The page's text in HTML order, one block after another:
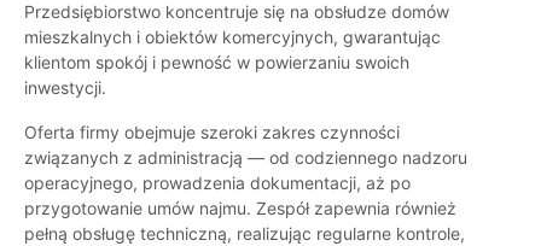
Przedsiębiorstwo koncentruje się na obsłudze domów
mieszkalnych i obiektów komercyjnych, gwarantując
klientom spokój i pewność w powierzaniu swoich
inwestycji.
Oferta firmy obejmuje szeroki zakres czynności
związanych z administracją — od codziennego nadzoru
operacyjnego, prowadzenia dokumentacji, aż po
przygotowanie umów najmu. Zespół zapewnia również
pełną obsługę techniczną, realizując regularne kontrole,